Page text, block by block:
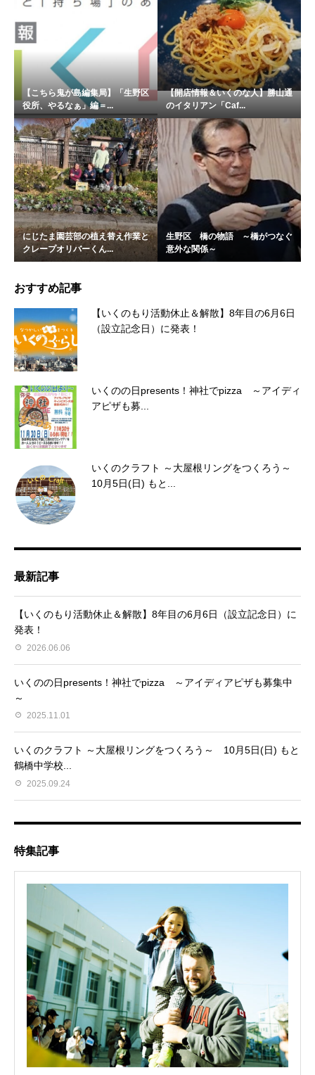
【こちら鬼が島編集局】「生野区
役所、やるなぁ」編＝...
【開店情報＆いくのな人】勝山通
のイタリアン「Caf...
にじたま園芸部の植え替え作業と
クレープオリバーくん...
生野区 橋の物語 ～橋がつなぐ
意外な関係～
おすすめ記事
【いくのもり活動休止＆解散】8年目の6月6日
（設立記念日）に発表！
いくのの日presents！神社でpizza ～アイディ
アピザも募...
いくのクラフト ～大屋根リングをつくろう～
10月5日(日) もと...
最新記事
【いくのもり活動休止＆解散】8年目の6月6日（設立記念日）に
発表！
2026.06.06
いくのの日presents！神社でpizza ～アイディアピザも募集中
～
2025.11.01
いくのクラフト ～大屋根リングをつくろう～ 10月5日(日) もと
鶴橋中学校...
2025.09.24
特集記事